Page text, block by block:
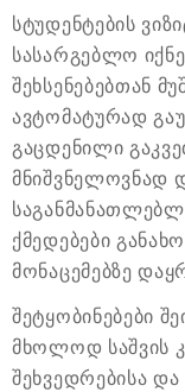
სტუდენტების
სასარგებლო
შეხსენებებთან
ავტომატურად
გაცდენილი
მნიშვნელოვნად
ქმედებები
მონაცემებზე
შეტყობინებები
მხოლოდ საშვის
შეხვედრებისა და